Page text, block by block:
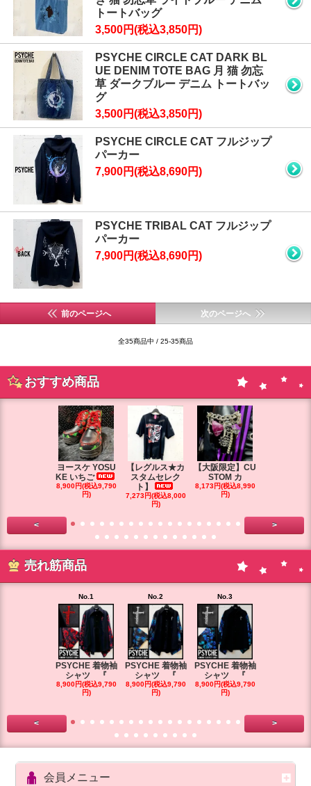
トートバッグ
3,500円(税込3,850円)
PSYCHE CIRCLE CAT DARK BL
UE DENIM TOTE BAG 月 猫 勿忘
草 ダークブルー デニム トートバッ
グ
3,500円(税込3,850円)
PSYCHE CIRCLE CAT フルジップ
パーカー
7,900円(税込8,690円)
PSYCHE TRIBAL CAT フルジップ
パーカー
7,900円(税込8,690円)
前のページへ 次のページへ
全35商品中 / 25-35商品
おすすめ商品
ヨースケ YOSU
KE いちご
8,900円(税込9,790
円)
【レグルス★カ
スタムセレク
ト】
7,273円(税込8,000
円)
【大阪限定】CU
STOM カ
8,173円(税込8,990
円)
< >
売れ筋商品
No.1
PSYCHE 着物袖
シャツ 『
8,900円(税込9,790
円)
No.2
PSYCHE 着物袖
シャツ 『
8,900円(税込9,790
円)
No.3
PSYCHE 着物袖
シャツ 『
8,900円(税込9,790
円)
< >
会員メニュー